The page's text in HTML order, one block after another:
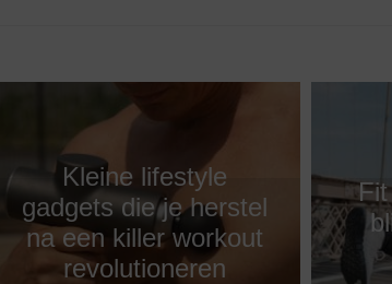
Kleine lifestyle
gadgets die je herstel
na een killer workout
revolutioneren